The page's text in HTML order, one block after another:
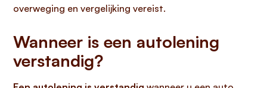
overweging en vergelijking vereist.
Wanneer is een autolening
verstandig?